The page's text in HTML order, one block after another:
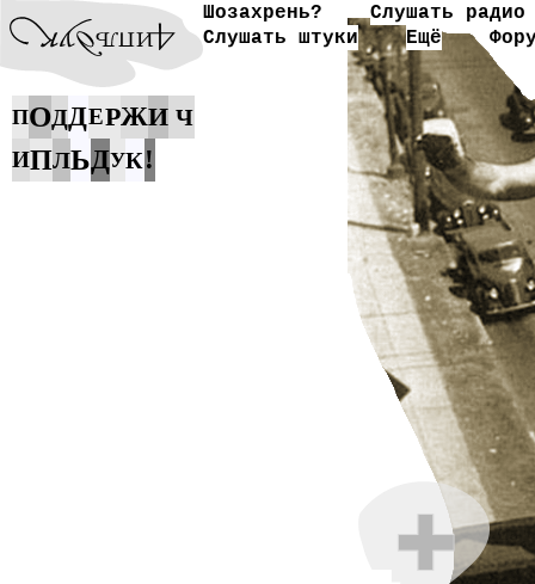
Шозахрень?
Слушать радио
Слушать штуки
Ещё
ПОДДЕРЖИ Ч
ИПЛЬДУК!